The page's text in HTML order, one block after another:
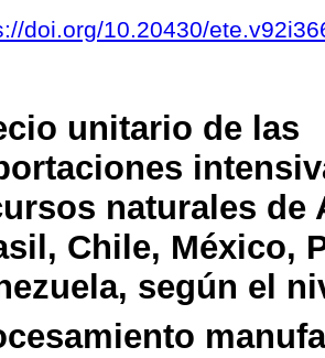
doi.org/10.20430/
unitario de las
naturales de
Chile, México,
según el